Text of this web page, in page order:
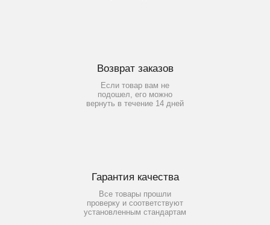
Возврат заказов
Если товар вам не
подошел, его можно
вернуть в течение 14 дней
Гарантия качества
Все товары прошли
проверку и соответствуют
установленным стандартам